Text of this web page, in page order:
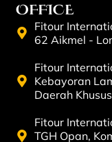
OFFICE
Fitour
62 Aikmel -
Fitour
Kebayoran
Daerah
Fitour
TGH Opan,